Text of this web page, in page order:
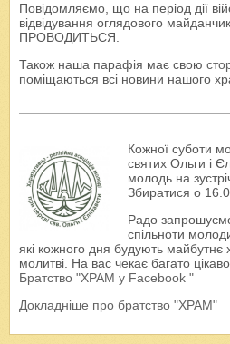
Повідомляємо, що на період дії
відвідування оглядового
ПРОВОДИТЬСЯ.
Також наша парафія має свою
поміщаються всі новини нашого
Кожної суботи
святих Ольги і
молодь на
Збиратися о
Радо
спільноти
які кожного дня будують майбутнє
молитві. На вас чекає багато
Братство "ХРАМ у Facebook "
Докладніше про братство "ХРАМ"